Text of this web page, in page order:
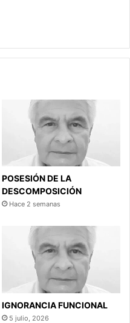
POSESIÓN DE LA
DESCOMPOSICIÓN
Hace 2 semanas
IGNORANCIA FUNCIONAL
5 julio, 2026